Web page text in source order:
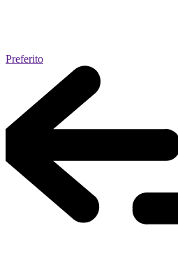
Preferito